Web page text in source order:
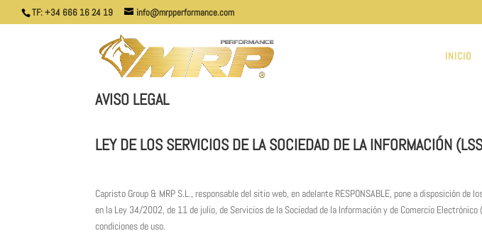
TF: +34 666 16 24 19 info@mrpperformance.com
INICIO
AVISO LEGAL
LEY DE LOS SERVICIOS DE LA SOCIEDAD DE LA INFORMACIÓN
Capristo Group & MRP S.L., responsable del sitio web, en adelante RESPONSABLE, pone a disposición
en la Ley 34/2002, de 11 de julio, de Servicios de la Sociedad de la Información y de Comercio
condiciones de uso.